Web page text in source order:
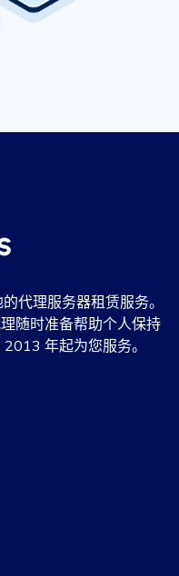
代理服务器租赁服务。
随时准备帮助个人保持
年起为您服务。